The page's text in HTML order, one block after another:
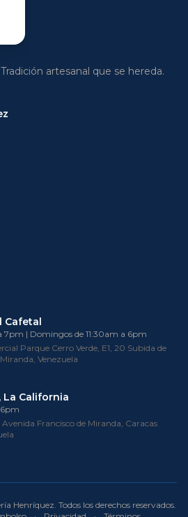
artesanal que se hereda.
Cafetal
7pm | Domingos de 11:30am a 6pm
Parque Cerro Verde, E1, 20 Subida de
Venezuela
La California
6pm
Francisco de Miranda, Caracas
Henríquez. Todos los derechos reservados.